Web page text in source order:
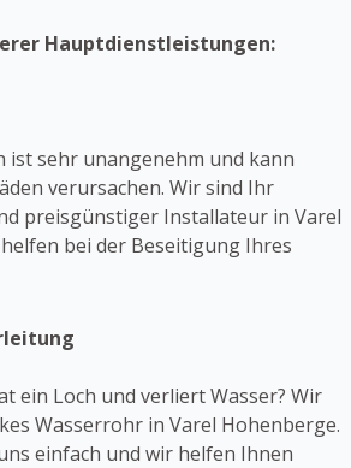
Hauptdienstleistungen:
ist sehr unangenehm und kann
verursachen. Wir sind Ihr
preisgünstiger Installateur in Varel
bei der Beseitigung Ihres
ein Loch und verliert Wasser? Wir
Wasserrohr in Varel Hohenberge.
einfach und wir helfen Ihnen